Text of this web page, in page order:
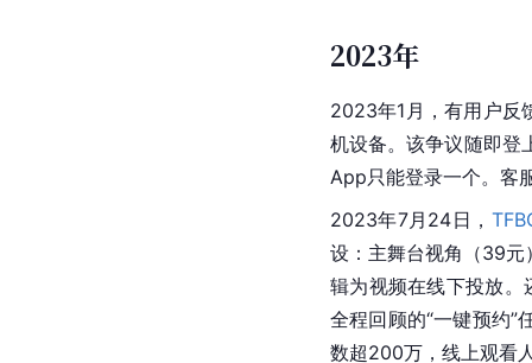
2023年
2023年1月，有用户反
机设备。该争议随即登
App只能登录一个。客
2023年7月24日，
设：主舞台视角（39
辑为视频在线下投放。
全程回顾的“一键预约”
数超200万，线上观看